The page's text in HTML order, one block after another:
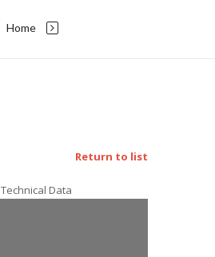
Home
Return to list
Technical Data